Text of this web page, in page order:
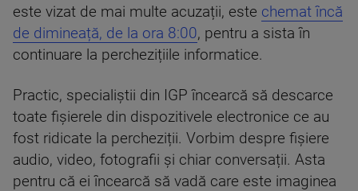
este vizat de mai multe acuzații, este chemat încă
de dimineață, de la ora 8:00, pentru a sista în
continuare la perchezițiile informatice.
Practic, specialiștii din IGP încearcă să descarce
toate fișierele din dispozitivele electronice ce au
fost ridicate la percheziții. Vorbim despre fișiere
audio, video, fotografii și chiar conversații. Asta
pentru că ei încearcă să vadă care este imaginea